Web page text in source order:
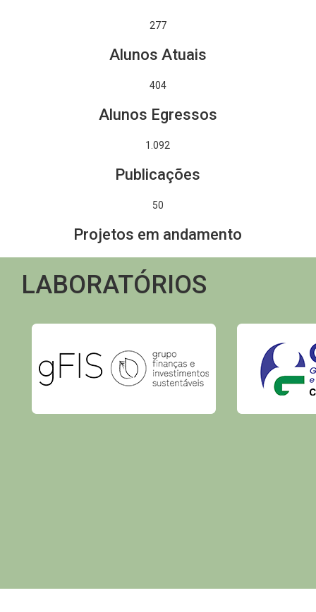
277
Alunos Atuais
404
Alunos Egressos
1.282
Publicações
50
Projetos em andamento
LABORATÓRIOS